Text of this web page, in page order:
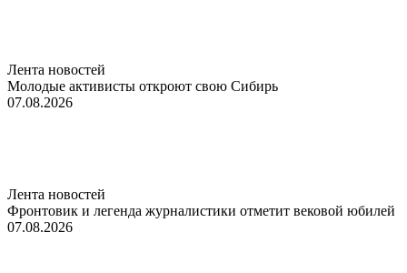
Лента новостей
Молодые активисты откроют свою Сибирь
07.08.2026
Лента новостей
Фронтовик и легенда журналистики отметит вековой юбилей
07.08.2026